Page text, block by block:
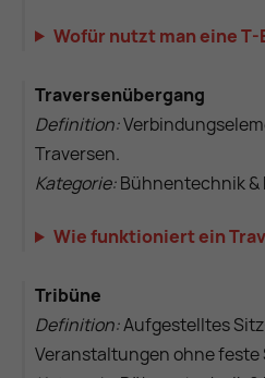
Wofür nutzt man eine T-
Traversenübergang
Definition:
Traversen.
Kategorie:Bühnentechnik &
Wie funktioniert ein
Tribüne
Definition:Aufgestelltes
Veranstaltungen ohne feste